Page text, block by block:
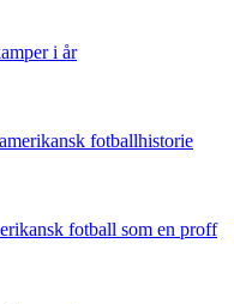
i år
fotballhistorie
fotball som en proff